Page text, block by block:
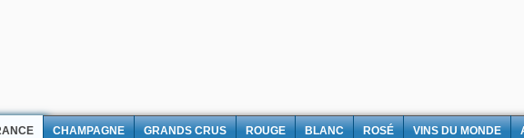
CHAMPAGNE GRANDS CRUS ROUGE BLANC ROSÉ VINS DU MONDE